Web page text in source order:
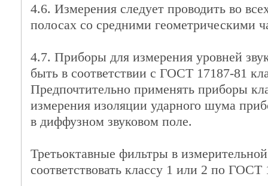
4.6. Измерения следует проводить во
полосах со средними геометрическими
4.7. Приборы для измерения уровней
быть в соответствии с ГОСТ 17187-81
Предпочтительно применять приборы
измерения изоляции ударного шума
в диффузном звуковом поле.
Третьоктавные фильтры в
соответствовать классу 1 или 2 по ГОСТ